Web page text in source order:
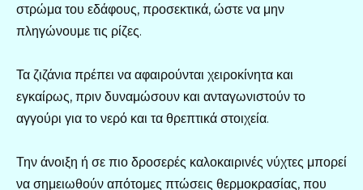
στρώμα του εδάφους, προσεκτικά, ώστε να μην
πληγώνουμε τις ρίζες.
Τα ζιζάνια πρέπει να αφαιρούνται χειροκίνητα και
εγκαίρως, πριν δυναμώσουν και ανταγωνιστούν το
αγγούρι για το νερό και τα θρεπτικά στοιχεία.
Την άνοιξη ή σε πιο δροσερές καλοκαιρινές νύχτες μπορεί
να σημειωθούν απότομες πτώσεις θερμοκρασίας, που